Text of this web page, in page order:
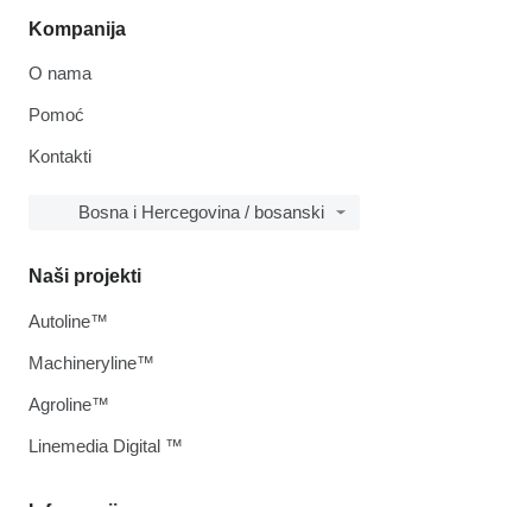
Kompanija
O nama
Pomoć
Kontakti
Bosna i Hercegovina / bosanski
Naši projekti
Autoline™
Machineryline™
Agroline™
Linemedia Digital ™